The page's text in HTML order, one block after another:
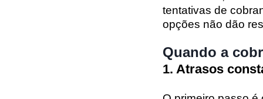
tentativas de
opções não dão
Quando a
1. Atrasos